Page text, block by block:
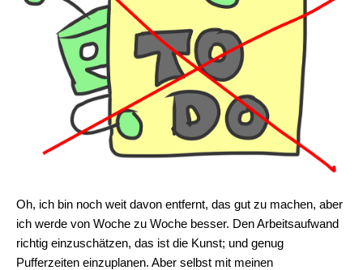
Oh, ich bin noch weit davon entfernt, das gut zu machen, aber
ich werde von Woche zu Woche besser. Den Arbeitsaufwand
richtig einzuschätzen, das ist die Kunst; und genug
Pufferzeiten einzuplanen. Aber selbst mit meinen